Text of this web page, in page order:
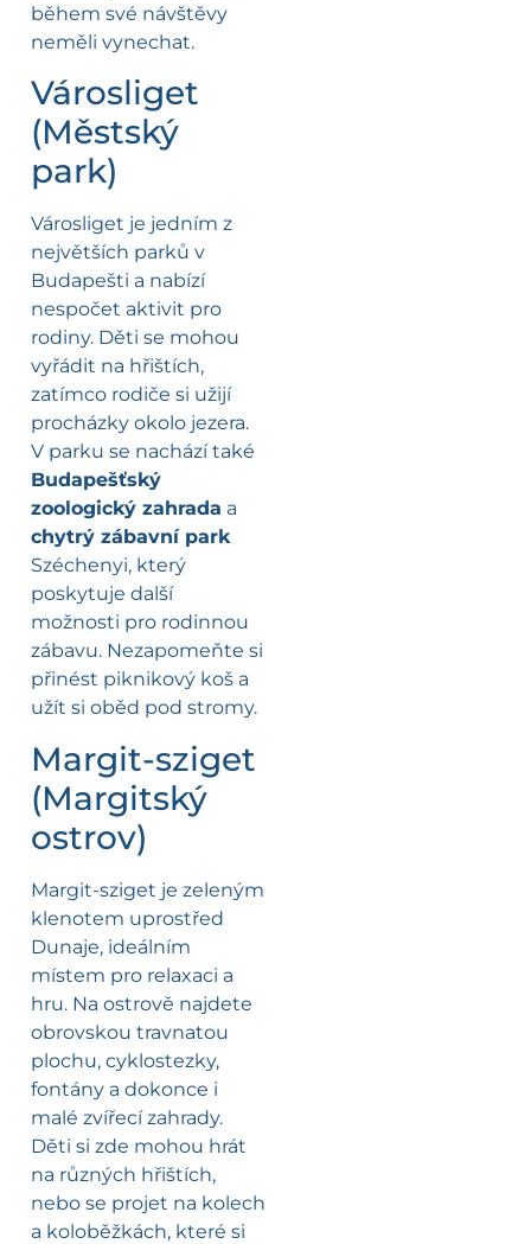
během své návštěvy
neměli vynechat.
Városliget
(Městský
park)
Városliget je jedním z
největších parků v
Budapešti a nabízí
nespočet aktivit pro
rodiny. Děti se mohou
vyřádit na hřištích,
zatímco rodiče si užijí
procházky okolo jezera.
V parku se nachází také
Budapešťský
zoologický zahrada a
chytrý zábavní park
Széchenyi, který
poskytuje další
možnosti pro rodinnou
zábavu. Nezapomeňte si
přinést piknikový koš a
užít si oběd pod stromy.
Margit-sziget
(Margitský
ostrov)
Margit-sziget je zeleným
klenotem uprostřed
Dunaje, ideálním
místem pro relaxaci a
hru. Na ostrově najdete
obrovskou travnatou
plochu, cyklostezky,
fontány a dokonce i
malé zvířecí zahrady.
Děti si zde mohou hrát
na různých hřištích,
nebo se projet na kolech
a koloběžkách, které si